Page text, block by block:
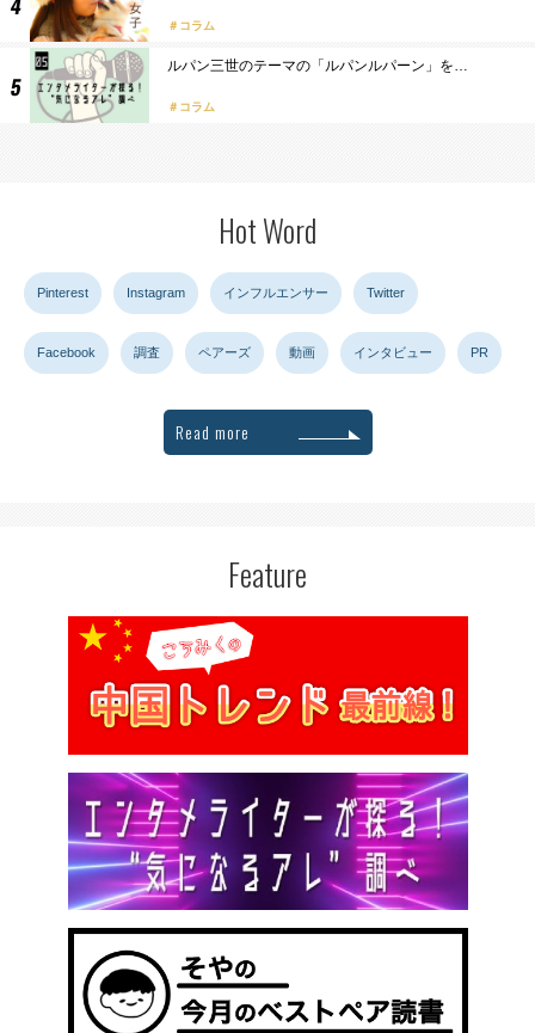
コラム
ルパン三世のテーマの「ルパンルパーン」を…
コラム
Hot Word
Pinterest Instagram インフルエンサー Twitter
Facebook 調査 ペアーズ 動画 インタビュー PR
Read more
Feature